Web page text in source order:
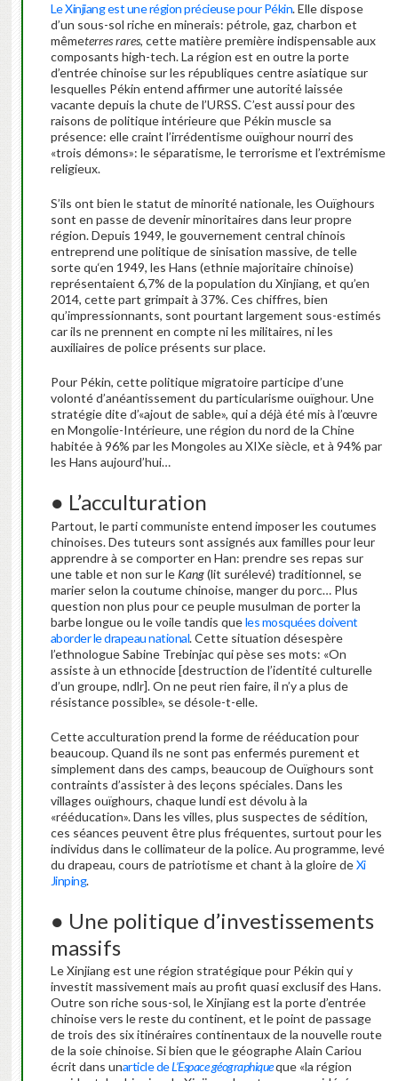
Le Xinjiang est une région précieuse pour Pékin. Elle dispose
d’un sous-sol riche en minerais: pétrole, gaz, charbon et
mêmeterres rares, cette matière première indispensable aux
composants high-tech. La région est en outre la porte
d’entrée chinoise sur les républiques centre asiatique sur
lesquelles Pékin entend affirmer une autorité laissée
vacante depuis la chute de l’URSS. C’est aussi pour des
raisons de politique intérieure que Pékin muscle sa
présence: elle craint l’irrédentisme ouïghour nourri des
«trois démons»: le séparatisme, le terrorisme et l’extrémisme
religieux.
S’ils ont bien le statut de minorité nationale, les Ouïghours
sont en passe de devenir minoritaires dans leur propre
région. Depuis 1949, le gouvernement central chinois
entreprend une politique de sinisation massive, de telle
sorte qu‘en 1949, les Hans (ethnie majoritaire chinoise)
représentaient 6,7% de la population du Xinjiang, et qu’en
2014, cette part grimpait à 37%. Ces chiffres, bien
qu’impressionnants, sont pourtant largement sous-estimés
car ils ne prennent en compte ni les militaires, ni les
auxiliaires de police présents sur place.
Pour Pékin, cette politique migratoire participe d’une
volonté d’anéantissement du particularisme ouïghour. Une
stratégie dite d’«ajout de sable», qui a déjà été mis à l’œuvre
en Mongolie-Intérieure, une région du nord de la Chine
habitée à 96% par les Mongoles au XIXe siècle, et à 94% par
les Hans aujourd’hui…
● L’acculturation
Partout, le parti communiste entend imposer les coutumes
chinoises. Des tuteurs sont assignés aux familles pour leur
apprendre à se comporter en Han: prendre ses repas sur
une table et non sur le Kang(lit surélevé) traditionnel, se
marier selon la coutume chinoise, manger du porc… Plus
question non plus pour ce peuple musulman de porter la
barbe longue ou le voile tandis queles mosquées doivent
aborder le drapeau national. Cette situation désespère
l’ethnologue Sabine Trebinjac qui pèse ses mots: «On
assiste à un ethnocide [destruction de l’identité culturelle
d’un groupe, ndlr]. On ne peut rien faire, il n’y a plus de
résistance possible», se désole-t-elle.
Cette acculturation prend la forme de rééducation pour
beaucoup. Quand ils ne sont pas enfermés purement et
simplement dans des camps, beaucoup de Ouïghours sont
contraints d’assister à des leçons spéciales. Dans les
villages ouïghours, chaque lundi est dévolu à la
«rééducation». Dans les villes, plus suspectes de sédition,
ces séances peuvent être plus fréquentes, surtout pour les
individus dans le collimateur de la police. Au programme, levé
du drapeau, cours de patriotisme et chant à la gloire deXi
Jinping.
● Une politique d’investissements
massifs
Le Xinjiang est une région stratégique pour Pékin qui y
investit massivement mais au profit quasi exclusif des Hans.
Outre son riche sous-sol, le Xinjiang est la porte d’entrée
chinoise vers le reste du continent, et le point de passage
de trois des six itinéraires continentaux de la nouvelle route
de la soie chinoise. Si bien que le géographe Alain Cariou
écrit dans unarticle deL’Espace géographiqueque «la région